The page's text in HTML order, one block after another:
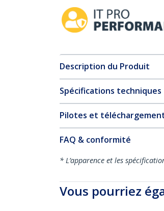
Description du Produit
Spécifications techniques
Pilotes et
FAQ & conformité
* L’apparence et les
Vous pourriez